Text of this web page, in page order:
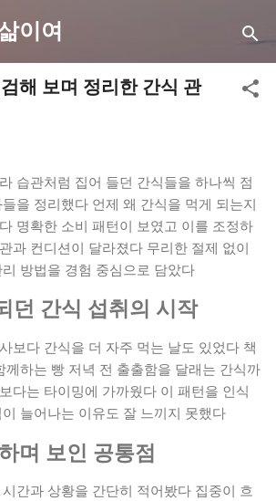
기본 콘텐츠로 건너뛰기
이여
해 보며 정리한 간식 관
습관처럼 집어 들던 간식들을 하나씩 점
을 정리했다 언제 왜 간식을 먹게 되는지
명확한 소비 패턴이 보였고 이를 조정하
과 컨디션이 달라졌다 무리한 절제 없이
방법을 경험 중심으로 담았다
던 간식 섭취의 시작
보다 간식을 더 자주 먹는 날도 있었다 책
께하는 빵 저녁 전 출출함을 달래는 간식까
다는 타이밍에 가까웠다 이 패턴을 인식
늘어나는 이유도 잘 느끼지 못했다
며 보인 공통점
간과 상황을 간단히 적어봤다 집중이 흐